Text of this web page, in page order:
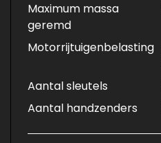
Maximum massa
geremd
Motorrijtuigenbelasting
Aantal sleutels
Aantal handzenders